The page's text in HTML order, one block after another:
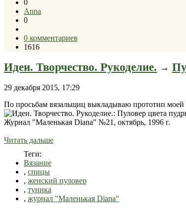
0
Anna
0
0 комментариев
1616
Идеи. Творчество. Рукоделие. →
29 декабря 2015, 17:29
По просьбам вязальщиц выкладываю прототип моей
Журнал "Маленькая Diana" №21, октябрь, 1996 г.
Читать дальше
Теги:
Вязание
, спицы
, женский пуловер
, туника
, журнал "Маленькая Diana"